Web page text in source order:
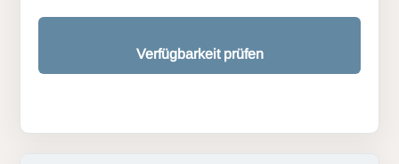
Verfügbarkeit prüfen